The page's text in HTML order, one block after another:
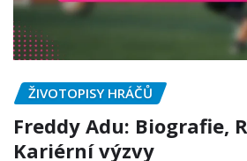
ŽIVOTOPISY HRÁČŮ
Freddy Adu: Biografie,
Kariérní výzvy